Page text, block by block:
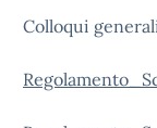
Colloqui